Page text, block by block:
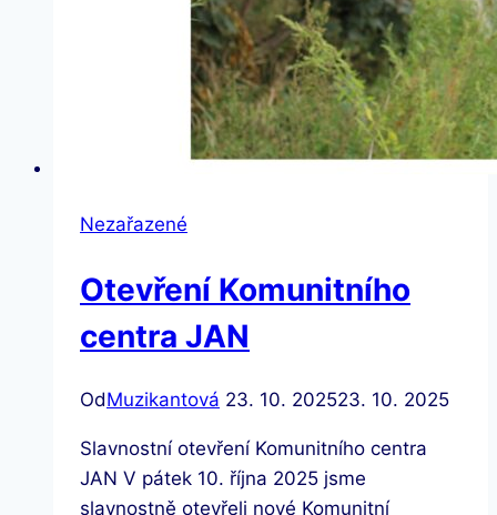
Nezařazené
Otevření Komunitního
centra JAN
OdMuzikantová 23. 10. 202523. 10. 2025
Slavnostní otevření Komunitního centra
JAN V pátek 10. října 2025 jsme
slavnostně otevřeli nové Komunitní